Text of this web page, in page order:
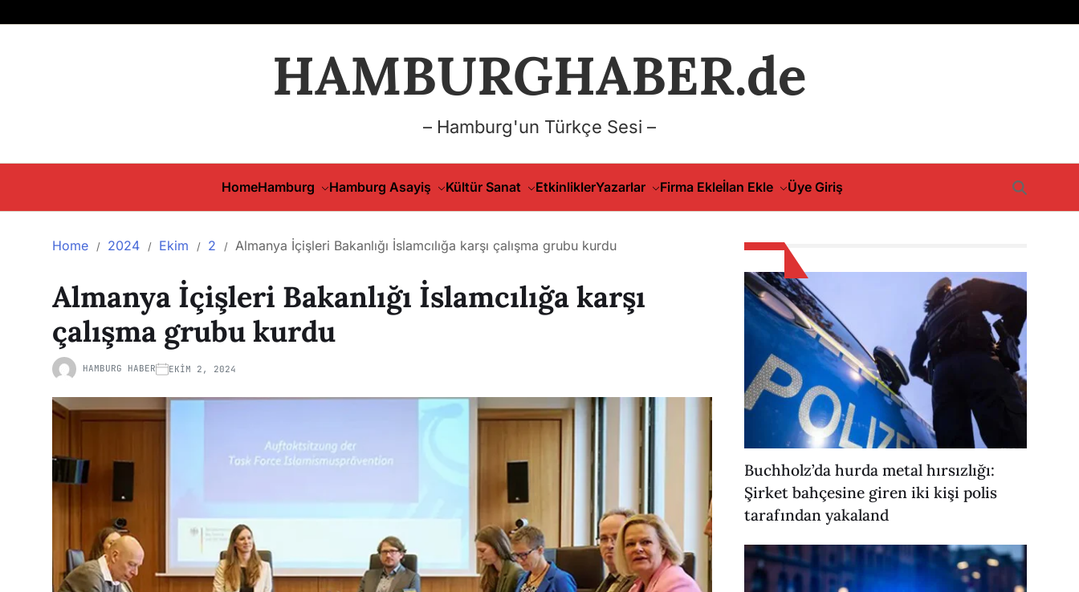
HAMBURGHABER.de
– Hamburg'un Türkçe Sesi –
HomeHamburg Hamburg Asayiş Kültür Sanat EtkinliklerYazarlar Firma Ekleİlan Ekle Üye Giriş
Home 2024 Ekim 2 Almanya İçişleri Bakanlığı İslamcılığa karşı çalışma grubu kurdu
Almanya İçişleri Bakanlığı İslamcılığa karşı
çalışma grubu kurdu
HAMBURG HABER EKIM 2, 2024
Buchholz’da hurda metal hırsızlığı:
Şirket bahçesine giren iki kişi polis
tarafından yakaland